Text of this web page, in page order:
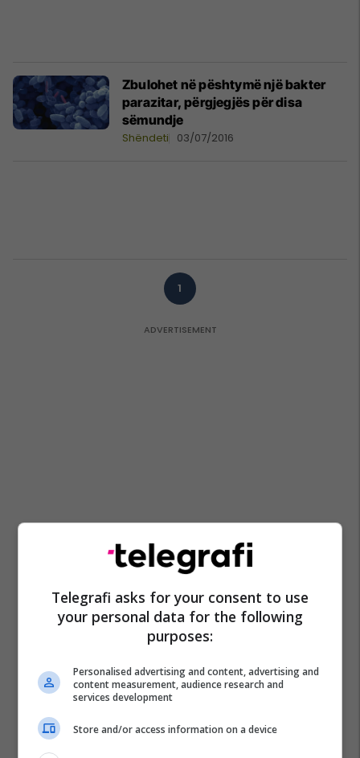
Zbulohet në pështymë një bakter
parazitar, përgjegjës për disa
sëmundje
Shëndeti 03/07/2016
1
Telegrafi asks for your consent to use
your personal data for the following
purposes:
Personalised advertising and content, advertising and
content measurement, audience research and
services development
Store and/or access information on a device